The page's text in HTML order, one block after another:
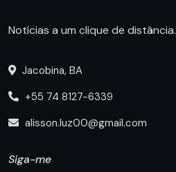
Notícias a um clique de distância.
Jacobina, BA
+55 74 8127-6339
alisson.luz00@gmail.com
Siga-me